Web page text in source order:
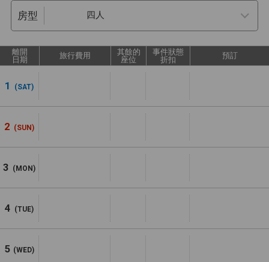
房型
離開
日期
旅行費用
其餘的
座位
事件狀態
折扣
預訂
1 (SAT)
2 (SUN)
3 (MON)
4 (TUE)
5 (WED)